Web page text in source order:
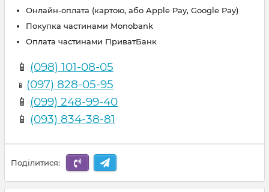
Онлайн-оплата (картою, або Apple Pay, Google Pay)
Покупка частинами Monobank
Оплата частинами ПриватБанк
📱 (098) 101-08-05
📱 (097) 828-05-95
📱 (099) 248-99-40
📱 (093) 834-38-81
Поділитися: